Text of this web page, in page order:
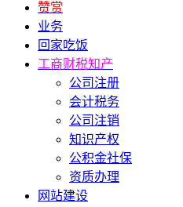
赞赏
业务
回家吃饭
工商财税知产
公司注册
会计税务
公司注销
知识产权
公积金社保
资质办理
网站建设